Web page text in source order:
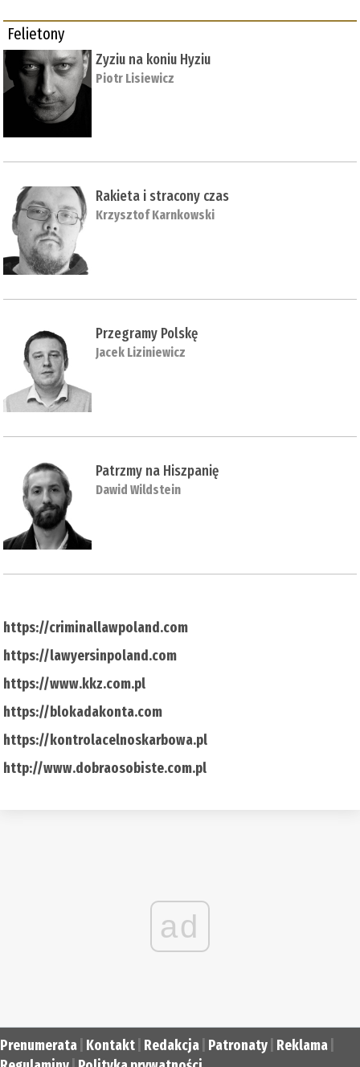
Felietony
Zyziu na koniu Hyziu
Piotr Lisiewicz
Rakieta i stracony czas
Krzysztof Karnkowski
Przegramy Polskę
Jacek Liziniewicz
Patrzmy na Hiszpanię
Dawid Wildstein
https://criminallawpoland.com
https://lawyersinpoland.com
https://www.kkz.com.pl
https://blokadakonta.com
https://kontrolacelnoskarbowa.pl
http://www.dobraosobiste.com.pl
ad
Prenumerata Kontakt Redakcja Patronaty Reklama